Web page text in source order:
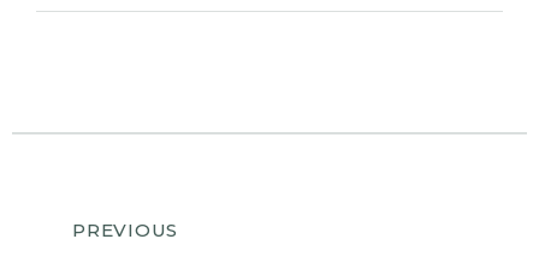
PREVIOUS